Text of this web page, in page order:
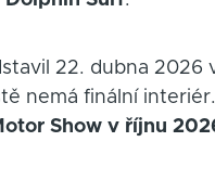
22. dubna 2026
nemá finální
Show v říjnu